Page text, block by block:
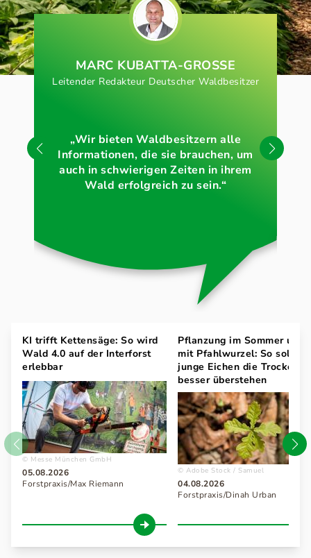
MARC KUBATTA-GROSSE
Leitender Redakteur Deutscher Waldbesitzer
„Wir bieten Waldbesitzern alle
Informationen, die sie brauchen, um
auch in schwierigen Zeiten in ihrem
Wald erfolgreich zu sein.“
KI trifft Kettensäge: So wird
Wald 4.0 auf der Interforst
erlebbar
Messe München GmbH
05.08.2026
Forstpraxis/Max Riemann
Pflanzung im Sommer und
mit Pfahlwurzel: So sollen
junge Eichen die
besser überstehen
Adobe Stock / Samuel
04.08.2026
Forstpraxis/Dinah Urban